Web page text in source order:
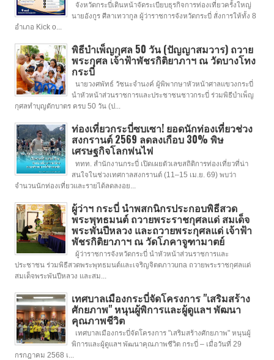
จังหวัดกระบี่เดินหน้าจัดระเบียบธุรกิจการท่องเที่ยวครั้งใหญ่
นายอังกูร ศีลาเทวากูล ผู้ว่าราชการจังหวัดกระบี่ สั่งการให้ทั้ง 8
อำเภอ Kick o...
พิธีบำเพ็ญกุศล 50 วัน (ปัญญาสมวาร) ถวาย
พระกุศล เจ้าฟ้าพัชรกิติยาภาฯ ณ วัดบางโทง
กระบี่
นายวงศพัทธ์ วัชนะจำนงค์ ผู้พิพากษาหัวหน้าศาลแขวงกระบี่
นำหัวหน้าส่วนราชการและประชาชนชาวกระบี่ ร่วมพิธีบำเพ็ญ
กุศลทำบุญตักบาตร ครบ 50 วัน (ป...
ท่องเที่ยวกระบี่ซบเซา! ยอดนักท่องเที่ยวช่วง
สงกรานต์ 2569 ลดลงเกือบ 30% พิษ
เศรษฐกิจโลกพ่นไฟ
ททท. สำนักงานกระบี่ เปิดเผยตัวเลขสถิติการท่องเที่ยวที่น่า
สนใจในช่วงเทศกาลสงกรานต์ (11–15 เม.ย. 69) พบว่า
จำนวนนักท่องเที่ยวและรายได้ลดลงอย...
ผู้ว่าฯ กระบี่ นำพสกนิกรประกอบพิธีสวด
พระพุทธมนต์ ถวายพระราชกุศลแด่ สมเด็จ
พระพันปีหลวง และถวายพระกุศลแด่ เจ้าฟ้า
พัชรกิติยาภาฯ ณ วัดโภคาจูฑามาตย์
ผู้ว่าราชการจังหวัดกระบี่ นำหัวหน้าส่วนราชการและ
ประชาชน ร่วมพิธีสวดพระพุทธมนต์และเจริญจิตตภาวuna ถวายพระราชกุศลแด่
สมเด็จพระพันปีหลวง และสม...
เทศบาลเมืองกระบี่จัดโครงการ "เสริมสร้าง
ศักยภาพ" หนุนผู้พิการและผู้ดูแลฯ พัฒนา
คุณภาพชีวิต
เทศบาลเมืองกระบี่จัดโครงการ "เสริมสร้างศักยภาพ" หนุนผู้
พิการและผู้ดูแลฯ พัฒนาคุณภาพชีวิต กระบี่ – เมื่อวันที่ 29
กรกฎาคม 2568 เ...